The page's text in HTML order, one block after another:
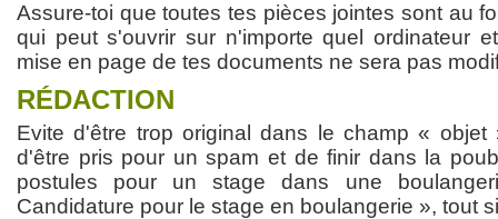
Assure-toi que toutes tes pièces jointes sont au
qui peut s'ouvrir sur n'importe quel ordinateur
mise en page de tes documents ne sera pas
RÉDACTION
Evite d'être trop original dans le champ « objet
d'être pris pour un spam et de finir dans la
postules pour un stage dans une
Candidature pour le stage en boulangerie », tout